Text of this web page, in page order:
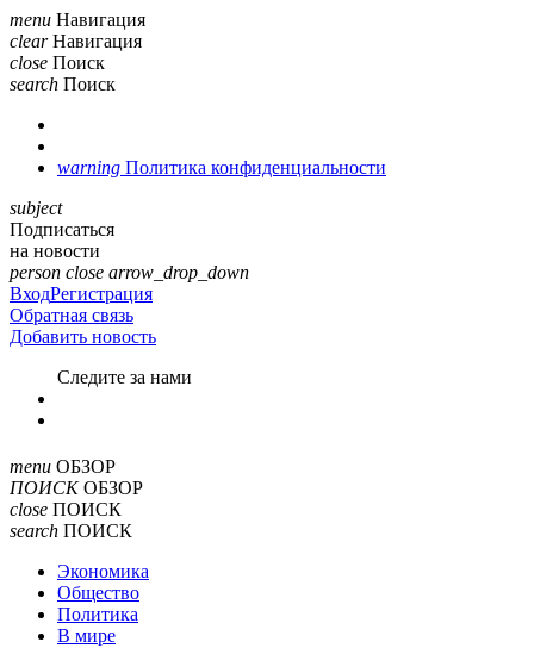
menu Навигация
clear Навигация
close Поиск
search Поиск
warning Политика конфиденциальности
subject
Подписаться
на новости
person close arrow_drop_down
ВходРегистрация
Обратная связь
Добавить новость
Cледите за нами
menu ОБЗОР
ПОИСК ОБЗОР
close ПОИСК
search ПОИСК
Экономика
Общество
Политика
В мире